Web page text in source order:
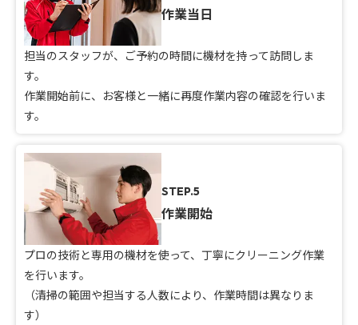
作業当日
担当のスタッフが、ご予約の時間に機材を持って訪問しま
す。
作業開始前に、お客様と一緒に再度作業内容の確認を行いま
す。
STEP.5
作業開始
プロの技術と専用の機材を使って、丁寧にクリーニング作業
を行います。
（清掃の範囲や担当する人数により、作業時間は異なりま
す）